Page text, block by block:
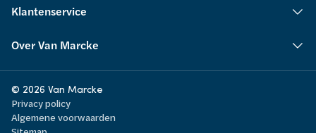
Klantenservice
Over Van Marcke
© 2026 Van Marcke
Privacy policy
Algemene voorwaarden